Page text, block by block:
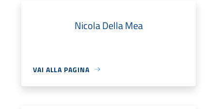
Nicola Della Mea
VAI ALLA PAGINA